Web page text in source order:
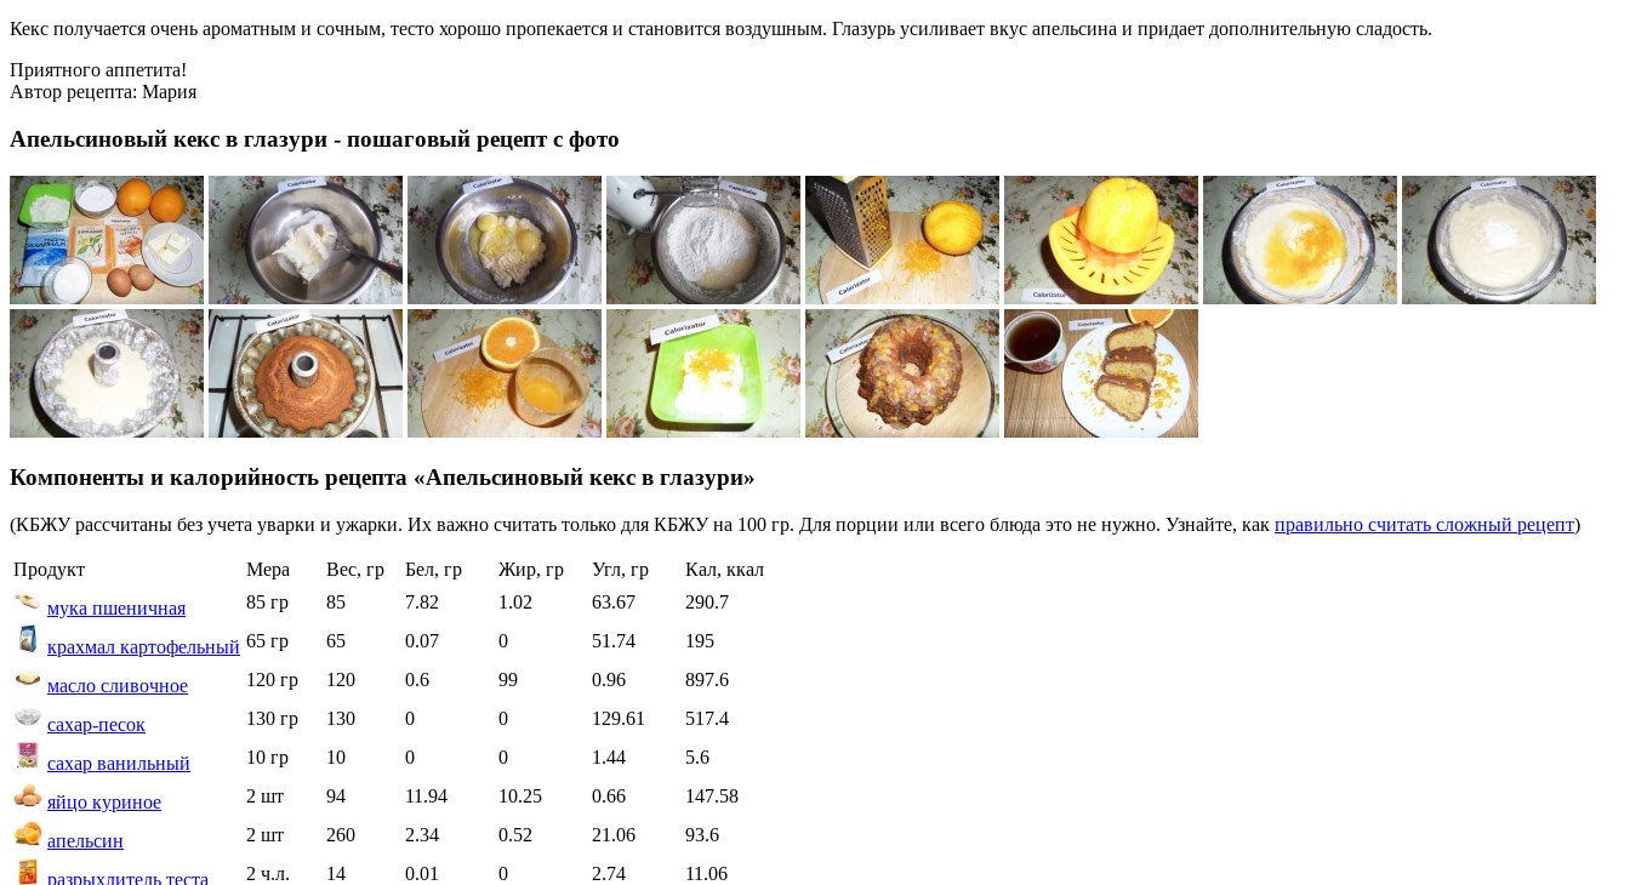
Кекс получается очень ароматным и сочным, тесто хорошо пропекается и становится воздушным. Глазурь усиливает вкус апельсина и придает дополнительную сладость.
Приятного аппетита!
Автор рецепта: Мария
Апельсиновый кекс в глазури - пошаговый рецепт с фото
Компоненты и калорийность рецепта «Апельсиновый кекс в глазури»
(КБЖУ рассчитаны без учета уварки и ужарки. Их важно считать только для КБЖУ на 100 гр. Для порции или всего блюда это не нужно. Узнайте, как правильно считать сложный рецепт)
Продукт Мера Вес, гр Бел, гр Жир, гр Угл, гр
Кал, ккал
мука пшеничная
85 гр 85 7.82 1.02 63.67 290.7
крахмал картофельный 65 гр 65 0.07 0 51.74 195
масло сливочное 120 гр 120 0.6 99 0.96 897.6
сахар-песок 130 гр 130 0 0 129.61 517.4
сахар ванильный 10 гр 10 0 0 1.44 5.6
яйцо куриное 2 шт 94 11.94 10.25 0.66 147.58
апельсин 2 шт 260 2.34 0.52 21.06 93.6
разрыхлитель теста 2 ч.л. 14 0.01 0 2.74 11.06